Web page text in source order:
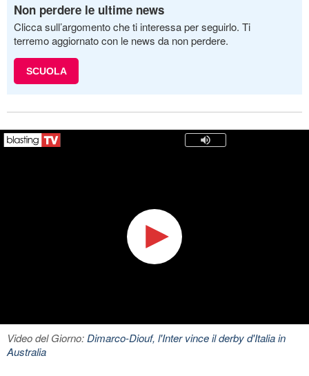
Non perdere le ultime news
Clicca sull’argomento che ti interessa per seguirlo. Ti
terremo aggiornato con le news da non perdere.
SCUOLA
Video del Giorno:Dimarco-Diouf, l'Inter vince il derby d'Italia in
Australia